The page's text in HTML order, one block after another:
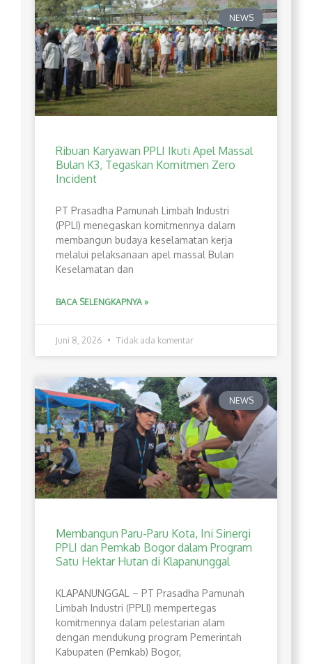
NEWS
Ribuan Karyawan PPLI Ikuti Apel Massal
Bulan K3, Tegaskan Komitmen Zero
Incident
PT Prasadha Pamunah Limbah Industri
(PPLI) menegaskan komitmennya dalam
membangun budaya keselamatan kerja
melalui pelaksanaan apel massal Bulan
Keselamatan dan
BACA SELENGKAPNYA »
Juni 8, 2026 Tidak ada komentar
NEWS
Membangun Paru-Paru Kota, Ini Sinergi
PPLI dan Pemkab Bogor dalam Program
Satu Hektar Hutan di Klapanunggal
​KLAPANUNGGAL – PT Prasadha Pamunah
Limbah Industri (PPLI) mempertegas
komitmennya dalam pelestarian alam
dengan mendukung program Pemerintah
Kabupaten (Pemkab) Bogor,